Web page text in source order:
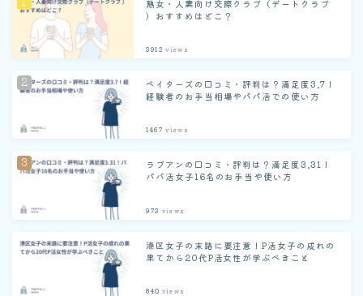
熟女・人妻向け交際クラブ（デートクラブ
）おすすめはどこ？
3912 views
ペイターズの口コミ・評判は？満足度3.7！
経験者のお手当相場やパパ活での使い方
1467 views
ラブアンの口コミ・評判は？満足度3.31！
パパ活女子16名のお手当や使い方
973 views
港区女子の末路に要注意！P活女子の成れの
果てから20代P活女性が学ぶべきこと
840 views